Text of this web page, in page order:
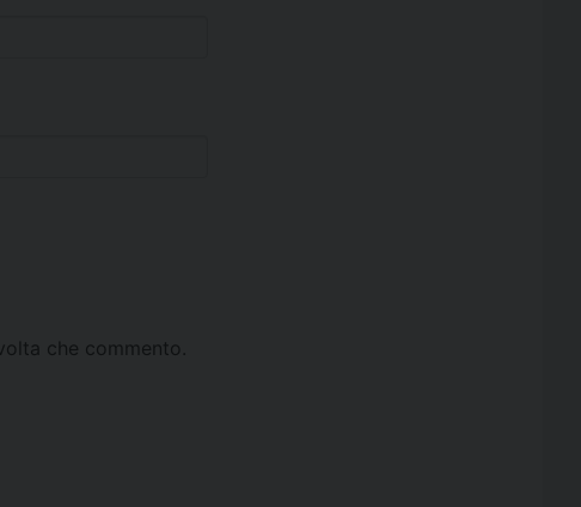
che commento.